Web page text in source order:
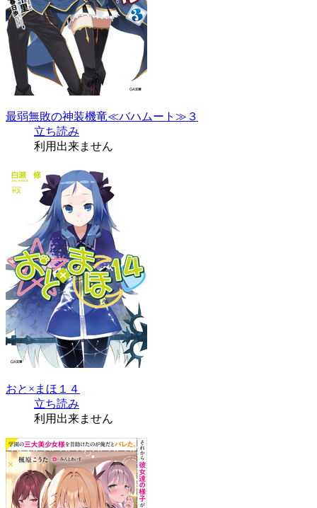
最弱無敗の神装機竜≪バハムート≫３
立ち読み
利用出来ません
おと×まほ１４
立ち読み
利用出来ません